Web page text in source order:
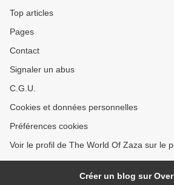
Top articles
Pages
Contact
Signaler un abus
C.G.U.
Cookies et données personnelles
Préférences cookies
Voir le profil de The World Of Zaza sur le
Créer un blog sur